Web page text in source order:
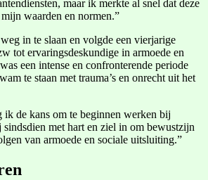
maar ik merkte al snel dat deze
waarden en normen.”
in te slaan en volgde een vierjarige
tot ervaringsdeskundige in armoede en
een intense en confronterende periode
te staan met trauma’s en onrecht uit het
ik de kans om te beginnen werken bij
met hart en ziel in om bewustzijn
van armoede en sociale uitsluiting.”